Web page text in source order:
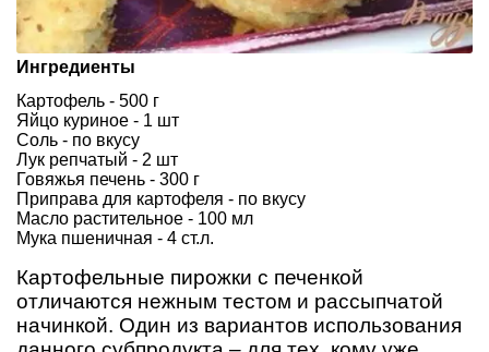
Ингредиенты
Картофель - 500 г
Яйцо куриное - 1 шт
Соль - по вкусу
Лук репчатый - 2 шт
Говяжья печень - 300 г
Приправа для картофеля - по вкусу
Масло растительное - 100 мл
Мука пшеничная - 4 ст.л.
Картофельные пирожки с печенкой
отличаются нежным тестом и рассыпчатой
начинкой. Один из вариантов использования